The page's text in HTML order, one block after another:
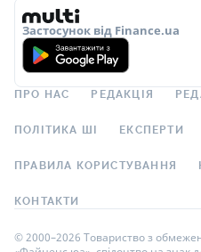
Застосунок від Finance.ua
ПРО НАС РЕДАКЦІЯ
ПОЛІТИКА ШІ ЕКСПЕРТИ
ПРАВИЛА КОРИСТУВАННЯ
КОНТАКТИ
© 2000–2026 Товариство з